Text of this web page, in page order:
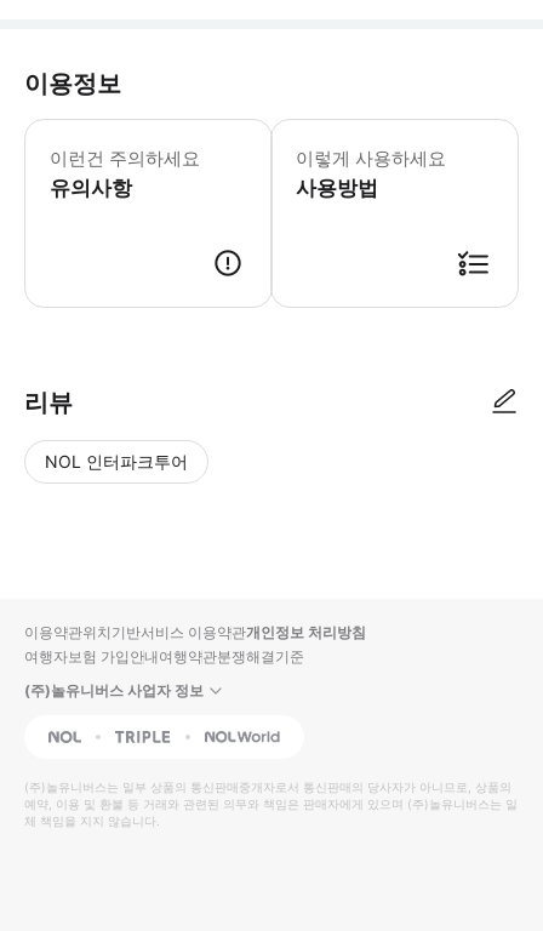
이용정보
이런건 주의하세요
유의사항
본 상품은 최장 12명까지 프라이빗으
이렇게 사용하세요
사용방법
리뷰
NOL 인터파크투어
입니
다.
높
은
순
동
영
상
순
상
이용약관위치기반서비스 이용약관개인정보 처리방침
여행자보험 가입안내여행약관분쟁해결기준
(주)놀유니버스 사업자 정보
NOL Triple Interpark Global
(주)놀유니버스는 일부 상품의 통신판매중개자로서 통신판매의 당사자가 아니므로, 상품의
예약, 이용 및 환불 등 거래와 관련된 의무와 책임은 판매자에게 있으며 (주)놀유니버스는 일
체 책임을 지지 않습니다.